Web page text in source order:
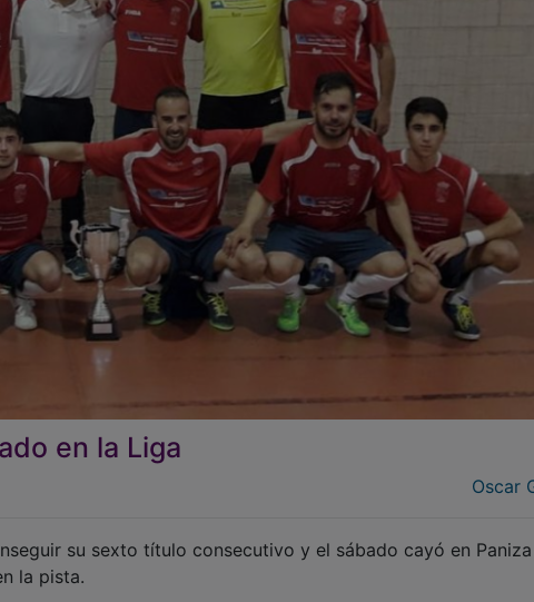
en la Liga
Oscar
su sexto título consecutivo y el sábado cayó en Paniza
la pista.